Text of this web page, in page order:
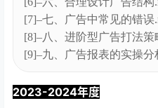
[10]–八、亚马逊灵感选品
[1]–一、卖家与选品的定位
[2]–二、选品的基础数据分
[3]–三、爆品产品与蓝海产
[5]–五、亚马逊后台品牌工